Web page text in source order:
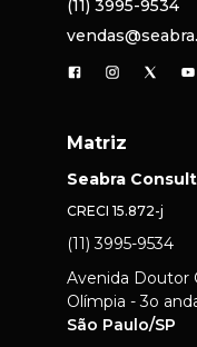
(11) 3995-9534
Matriz
Seabra
CRECI 15.872-j
(11) 3995-9534
Avenida Doutor
Olímpia - 3o
São Paulo/SP